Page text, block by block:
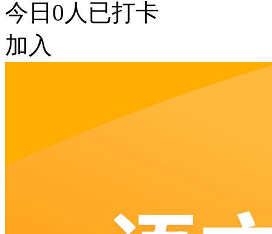
今日 0 人已打卡
加入